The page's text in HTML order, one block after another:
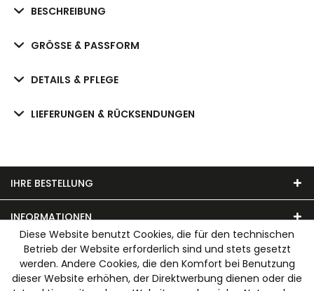
BESCHREIBUNG
GRÖSSE & PASSFORM
DETAILS & PFLEGE
LIEFERUNGEN & RÜCKSENDUNGEN
IHRE BESTELLUNG
INFORMATIONEN
UNSER MODEHAUS
WIR AKZEPTIEREN FOLGENDE ZAHLUNGSARTEN
Diese Website benutzt Cookies, die für den technischen
Betrieb der Website erforderlich sind und stets gesetzt
werden. Andere Cookies, die den Komfort bei Benutzung
dieser Website erhöhen, der Direktwerbung dienen oder die